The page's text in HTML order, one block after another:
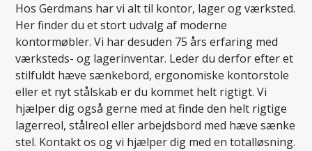
Hos Gerdmans har vi alt til kontor, lager og værksted.
Her finder du et stort udvalg af moderne
kontormøbler. Vi har desuden 75 års erfaring med
værksteds- og lagerinventar. Leder du derfor efter et
stilfuldt hæve sænkebord, ergonomiske kontorstole
eller et nyt stålskab er du kommet helt rigtigt. Vi
hjælper dig også gerne med at finde den helt rigtige
lagerreol, stålreol eller arbejdsbord med hæve sænke
stel. Kontakt os og vi hjælper dig med en totalløsning.